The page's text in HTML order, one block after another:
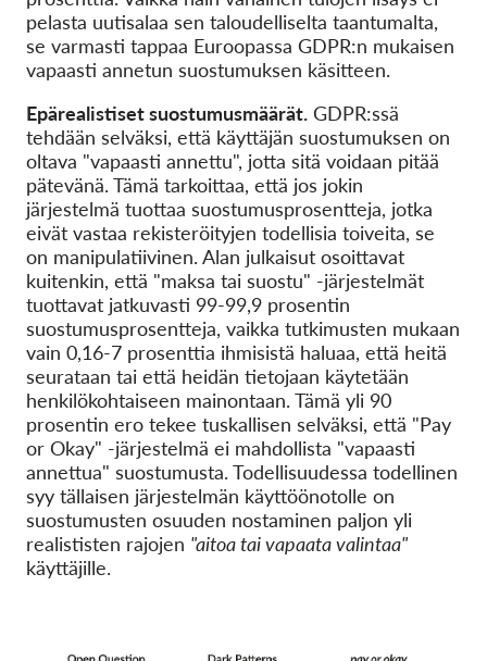
pelasta uutisalaa sen taloudelliselta taantumalta,
se varmasti tappaa Euroopassa GDPR:n mukaisen
vapaasti annetun suostumuksen käsitteen.
Epärealistiset suostumusmäärät. GDPR:ssä
tehdään selväksi, että käyttäjän suostumuksen on
oltava "vapaasti annettu", jotta sitä voidaan pitää
pätevänä. Tämä tarkoittaa, että jos jokin
järjestelmä tuottaa suostumusprosentteja, jotka
eivät vastaa rekisteröityjen todellisia toiveita, se
on manipulatiivinen. Alan julkaisut osoittavat
kuitenkin, että "maksa tai suostu" -järjestelmät
tuottavat jatkuvasti 99-99,9 prosentin
suostumusprosentteja, vaikka tutkimusten mukaan
vain 0,16-7 prosenttia ihmisistä haluaa, että heitä
seurataan tai että heidän tietojaan käytetään
henkilökohtaiseen mainontaan. Tämä yli 90
prosentin ero tekee tuskallisen selväksi, että "Pay
or Okay" -järjestelmä ei mahdollista "vapaasti
annettua" suostumusta. Todellisuudessa todellinen
syy tällaisen järjestelmän käyttöönotolle on
suostumusten osuuden nostaminen paljon yli
realististen rajojen "aitoa tai vapaata valintaa"
käyttäjille.